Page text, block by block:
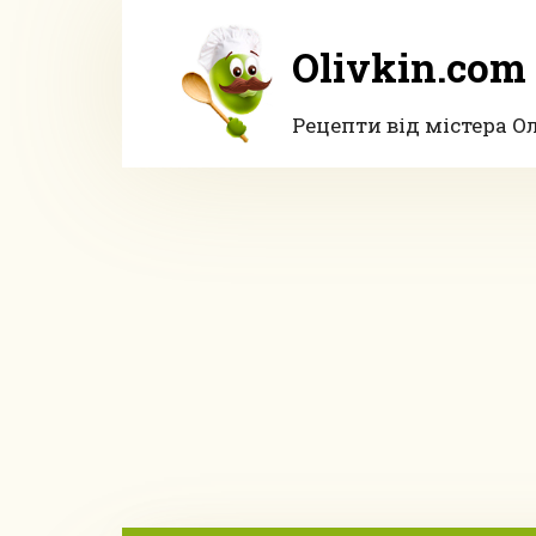
Olivkin.com
Рецепти від містера